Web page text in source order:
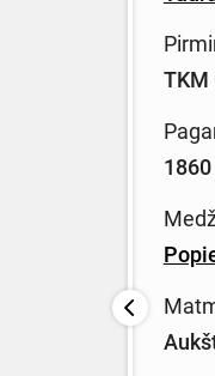
TKM